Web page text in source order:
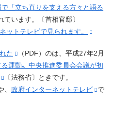
「立ち直りを支える方々と語る
ています。〔首相官邸〕
ットテレビで見られます。
た
（PDF）のは、平成27年2月
運動〟中央推進委員会会議が初
〔法務省〕ときです。
、 政府インターネットテレビ
で